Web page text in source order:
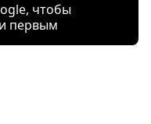
чтобы
первым